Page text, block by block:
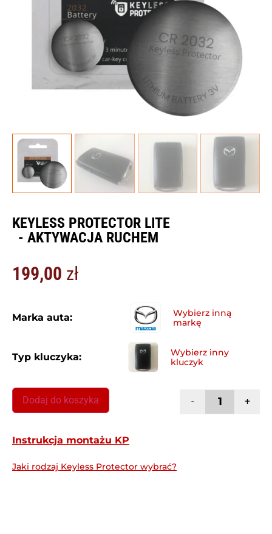
KEYLESS PROTECTOR LITE
- AKTYWACJA RUCHEM
199,00 zł
Marka auta:
Typ kluczyka:
- +
Dodaj do koszyka
Instrukcja montażu KP
Jaki rodzaj Keyless Protector wybrać?